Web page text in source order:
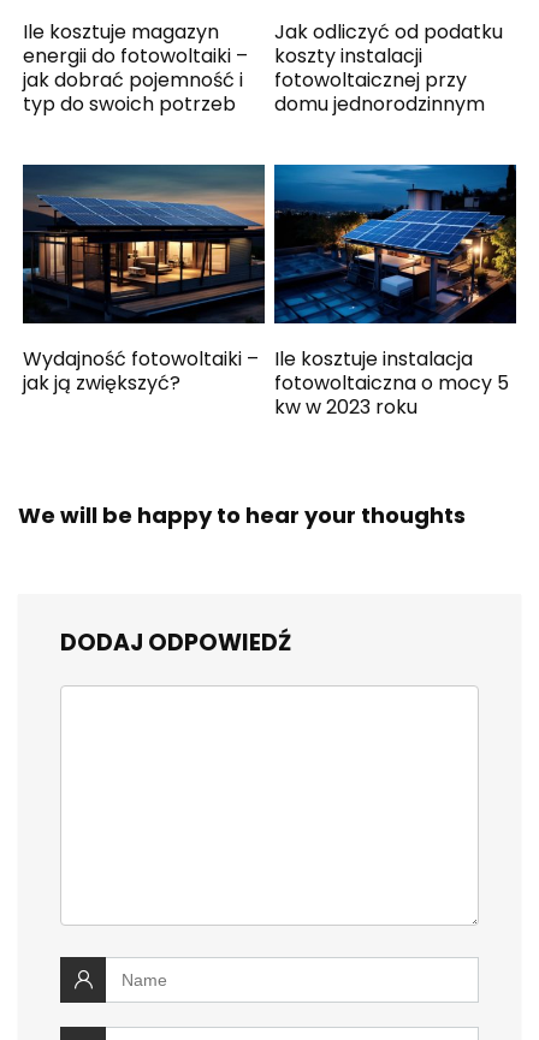
Ile kosztuje magazyn
energii do fotowoltaiki –
jak dobrać pojemność i
typ do swoich potrzeb
Jak odliczyć od podatku
koszty instalacji
fotowoltaicznej przy
domu jednorodzinnym
Wydajność fotowoltaiki –
jak ją zwiększyć?
Ile kosztuje instalacja
fotowoltaiczna o mocy 5
kw w 2023 roku
We will be happy to hear your thoughts
DODAJ ODPOWIEDŹ